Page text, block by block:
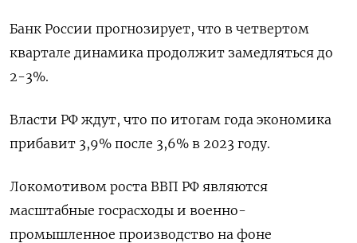
Банк России прогнозирует, что в четвертом
квартале динамика продолжит замедляться до
2-3%.
Власти РФ ждут, что по итогам года экономика
прибавит 3,9% после 3,6% в 2023 году.
Локомотивом роста ВВП РФ являются
масштабные госрасходы и военно-
промышленное производство на фоне